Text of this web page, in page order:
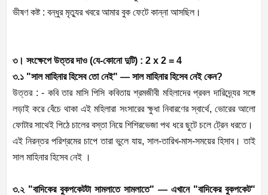
ভীষণ কষ্ট : বন্ধুর মৃত্যুর খবরে আমার বুক ফেটে কান্না আসছিল।
৩। সংক্ষেপে উত্তর দাও (যে-কোনো দুটি) : 2 x 2 = 4
৩.১ "সাল মাহিনার হিসেব তো নেই" — সাল মাহিনার হিসেব নেই কেন?
উত্তর : - কবি তার মাসি পিসি কবিতায় শ্রমজীবী মহিলাদের প্রবল দারিদ্র্যের সঙ্গে
লড়াই করে বেঁচে থাকা এই মহিলারা সংসারের ক্ষুধা নিবারণের স্বার্থে, ভোরের আলো
ফোটার সাথেই পিঠে চালের বস্তা নিয়ে শিশিরভেজা পথ ধরে ছুটে চলে ট্রেন ধরতে।
এই নিরন্তর পরিশ্রমের চাপে তারা ভুলে যায়, সাল-তারিখ-মাস-সময়ের হিসাব। তাই
সাল মাহিনার হিসেব নেই ।
৩.২ "বাদিকের বুকপকেটটা সামলাতে সামলাতে" — এখানে "বাদিকের বুকপকেট"